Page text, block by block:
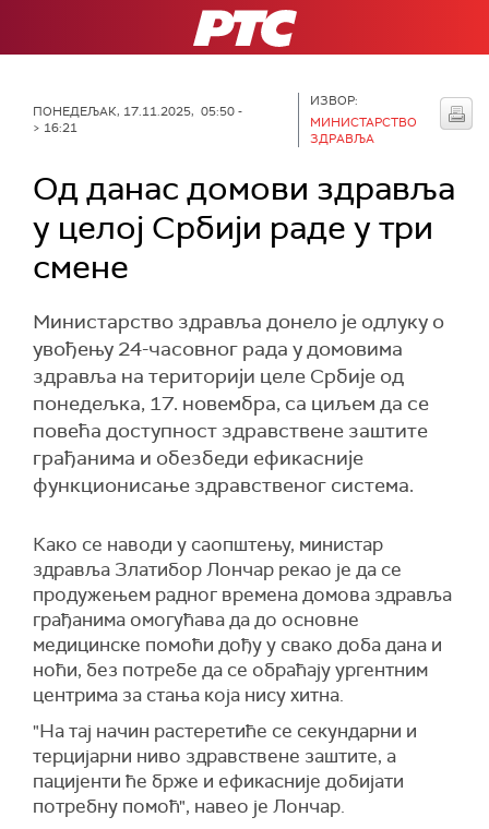
РТС
ПОНЕДЕЉАК, 17.11.2025, 05:50 -
> 16:21
ИЗВОР:
МИНИСТАРСТВО
ЗДРАВЉА
Од данас домови здравља
у целој Србији раде у три
смене
Министарство здравља донело је одлуку о
увођењу 24-часовног рада у домовима
здравља на територији целе Србије од
понедељка, 17. новембра, са циљем да се
повећа доступност здравствене заштите
грађанима и обезбеди ефикасније
функционисање здравственог система.
Како се наводи у саопштењу, министар
здравља Златибор Лончар рекао је да се
продужењем радног времена домова здравља
грађанима омогућава да до основне
медицинске помоћи дођу у свако доба дана и
ноћи, без потребе да се обраћају ургентним
центрима за стања која нису хитна.
"На тај начин растеретиће се секундарни и
терцијарни ниво здравствене заштите, а
пацијенти ће брже и ефикасније добијати
потребну помоћ", навео је Лончар.